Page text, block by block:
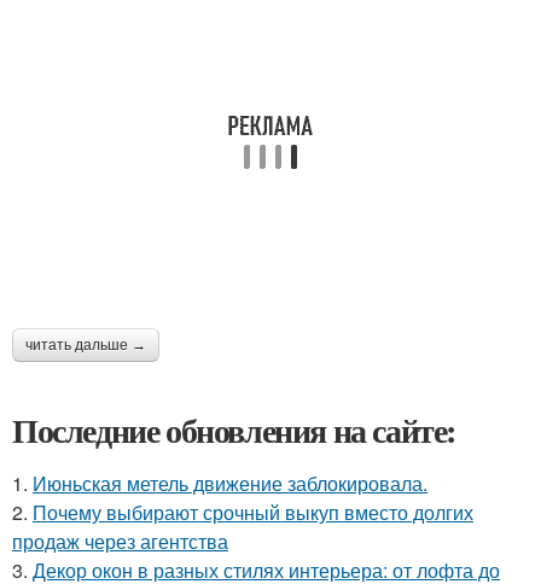
читать дальше →
Последние обновления на сайте:
1. Июньская метель движение заблокировала.
2. Почему выбирают срочный выкуп вместо долгих
продаж через агентства
3. Декор окон в разных стилях интерьера: от лофта до